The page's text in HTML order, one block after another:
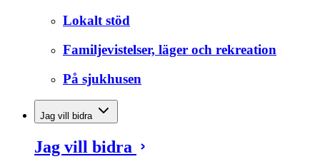
Lokalt stöd
Familjevistelser, läger och rekreation
På sjukhusen
Jag vill bidra
Jag vill bidra